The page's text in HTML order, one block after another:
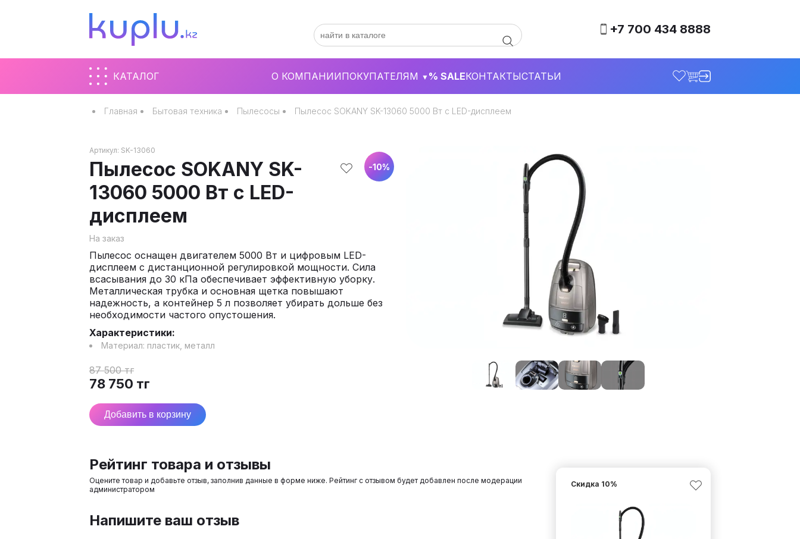
+7 700 434 8888
КАТАЛОГ О КОМПАНИИПОКУПАТЕЛЯМ ▼ % SALEКОНТАКТЫСТАТЬИ
Главная Бытовая техника Пылесосы Пылесос SOKANY SK-13060 5000 Вт с LED-дисплеем
Пылесос SOKANY SK-
13060 5000 Вт с LED-
дисплеем
На заказ
Пылесос оснащен двигателем 5000 Вт и цифровым LED-
дисплеем с дистанционной регулировкой мощности. Сила
всасывания до 30 кПа обеспечивает эффективную уборку.
Металлическая трубка и основная щетка повышают
надежность, а контейнер 5 л позволяет убирать дольше без
необходимости частого опустошения.
-10%
Характеристики:
Материал: пластик, металл
87 500тг
78 750 тг
Добавить в корзину
Артикул: SK-13060
Рейтинг товара и отзывы
Оцените товар и добавьте отзыв, заполнив данные в форме ниже. Рейтинг с отзывом будет добавлен после модерации
администратором
Напишите ваш отзыв
Скидка 10%